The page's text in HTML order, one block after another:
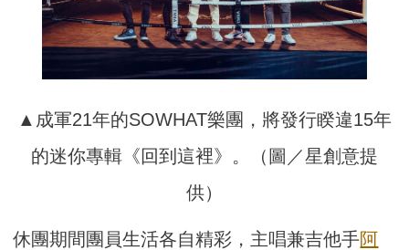
▲成軍21年的SOWHAT樂團，將發行睽違15年
的迷你專輯《回到這裡》。（圖／星創意提
供）
休團期間團員生活各自精彩，主唱兼吉他手阿